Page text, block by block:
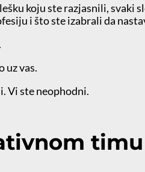
koju ste razjasnili,
i što ste izabrali da
uz vas.
Vi ste neophodni.